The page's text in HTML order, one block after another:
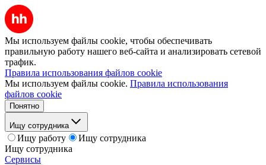
Мы используем файлы cookie, чтобы обеспечивать
правильную работу нашего веб-сайта и анализировать сетевой
трафик.
Правила использования файлов cookie
Мы используем файлы cookie. Правила использования
файлов cookie
Понятно
Ищу сотрудника
Ищу работу
Ищу сотрудника
Ищу сотрудника
Сервисы